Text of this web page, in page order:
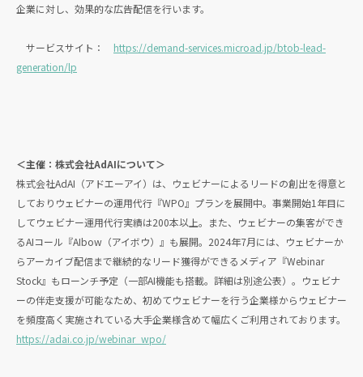
企業に対し、効果的な広告配信を行います。
サービスサイト： https://demand-services.microad.jp/btob-lead-
generation/lp
＜主催：株式会社AdAIについて＞
株式会社AdAI（アドエーアイ）は、ウェビナーによるリードの創出を得意と
しておりウェビナーの運用代行『WPO』プランを展開中。事業開始1年目に
してウェビナー運用代行実績は200本以上。また、ウェビナーの集客ができ
るAIコール『AIbow（アイボウ）』も展開。2024年7月には、ウェビナーか
らアーカイブ配信まで継続的なリード獲得ができるメディア『Webinar
Stock』もローンチ予定（一部AI機能も搭載。詳細は別途公表）。ウェビナ
ーの伴走支援が可能なため、初めてウェビナーを行う企業様からウェビナー
を頻度高く実施されている大手企業様含めて幅広くご利用されております。
https://adai.co.jp/webinar_wpo/